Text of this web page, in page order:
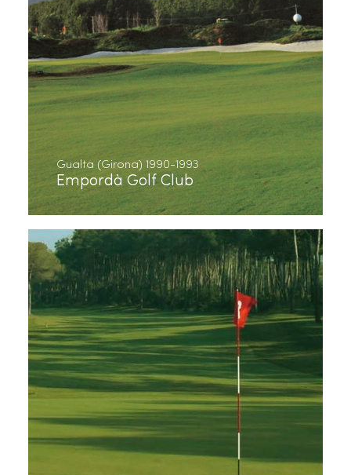
Gualta (Girona) 1990-1993
Empordà Golf Club